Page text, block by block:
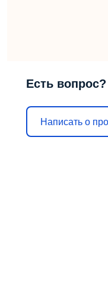
Есть вопрос?
Написать о